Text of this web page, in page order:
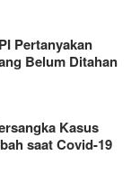
Pertanyakan
Belum Ditahan
Kasus
saat Covid-19